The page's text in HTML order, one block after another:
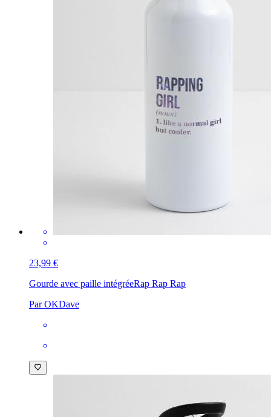
23,99 €
Gourde avec paille intégréeRap Rap Rap
Par OKDave